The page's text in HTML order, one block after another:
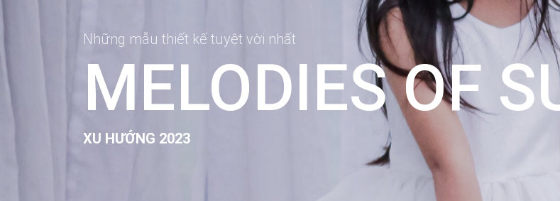
Những mẫu thiết kế tuyệt vời nhất
MELODIES OF
XU HƯỚNG 2023